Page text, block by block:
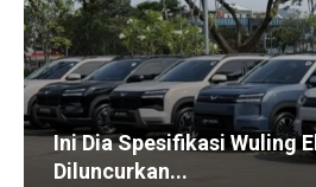
Ini Dia Spesifikasi Wuling
Diluncurkan...